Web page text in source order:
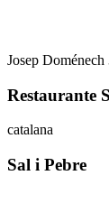
Josep
Restaurante
catalana
Sal i Pebre